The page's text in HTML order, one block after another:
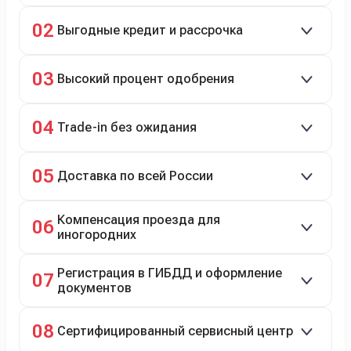
подержанные авто.
02 Выгодные кредит и рассрочка
рассрочка 0% на 2 года при первом взносе 35–50%.
03 Высокий процент одобрения
04 Trade-in без ожидания
05 Доставка по всей России
06 Компенсация проезда для
иногородних
07 Регистрация в ГИБДД и оформление
документов
08 Сертифицированный сервисный центр